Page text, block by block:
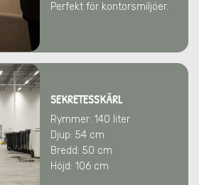
Perfekt för kontorsmiljöer.
SEKRETESSKÄRL
Rymmer: 140 liter
Djup: 54 cm
Bredd: 50 cm
Höjd: 106 cm